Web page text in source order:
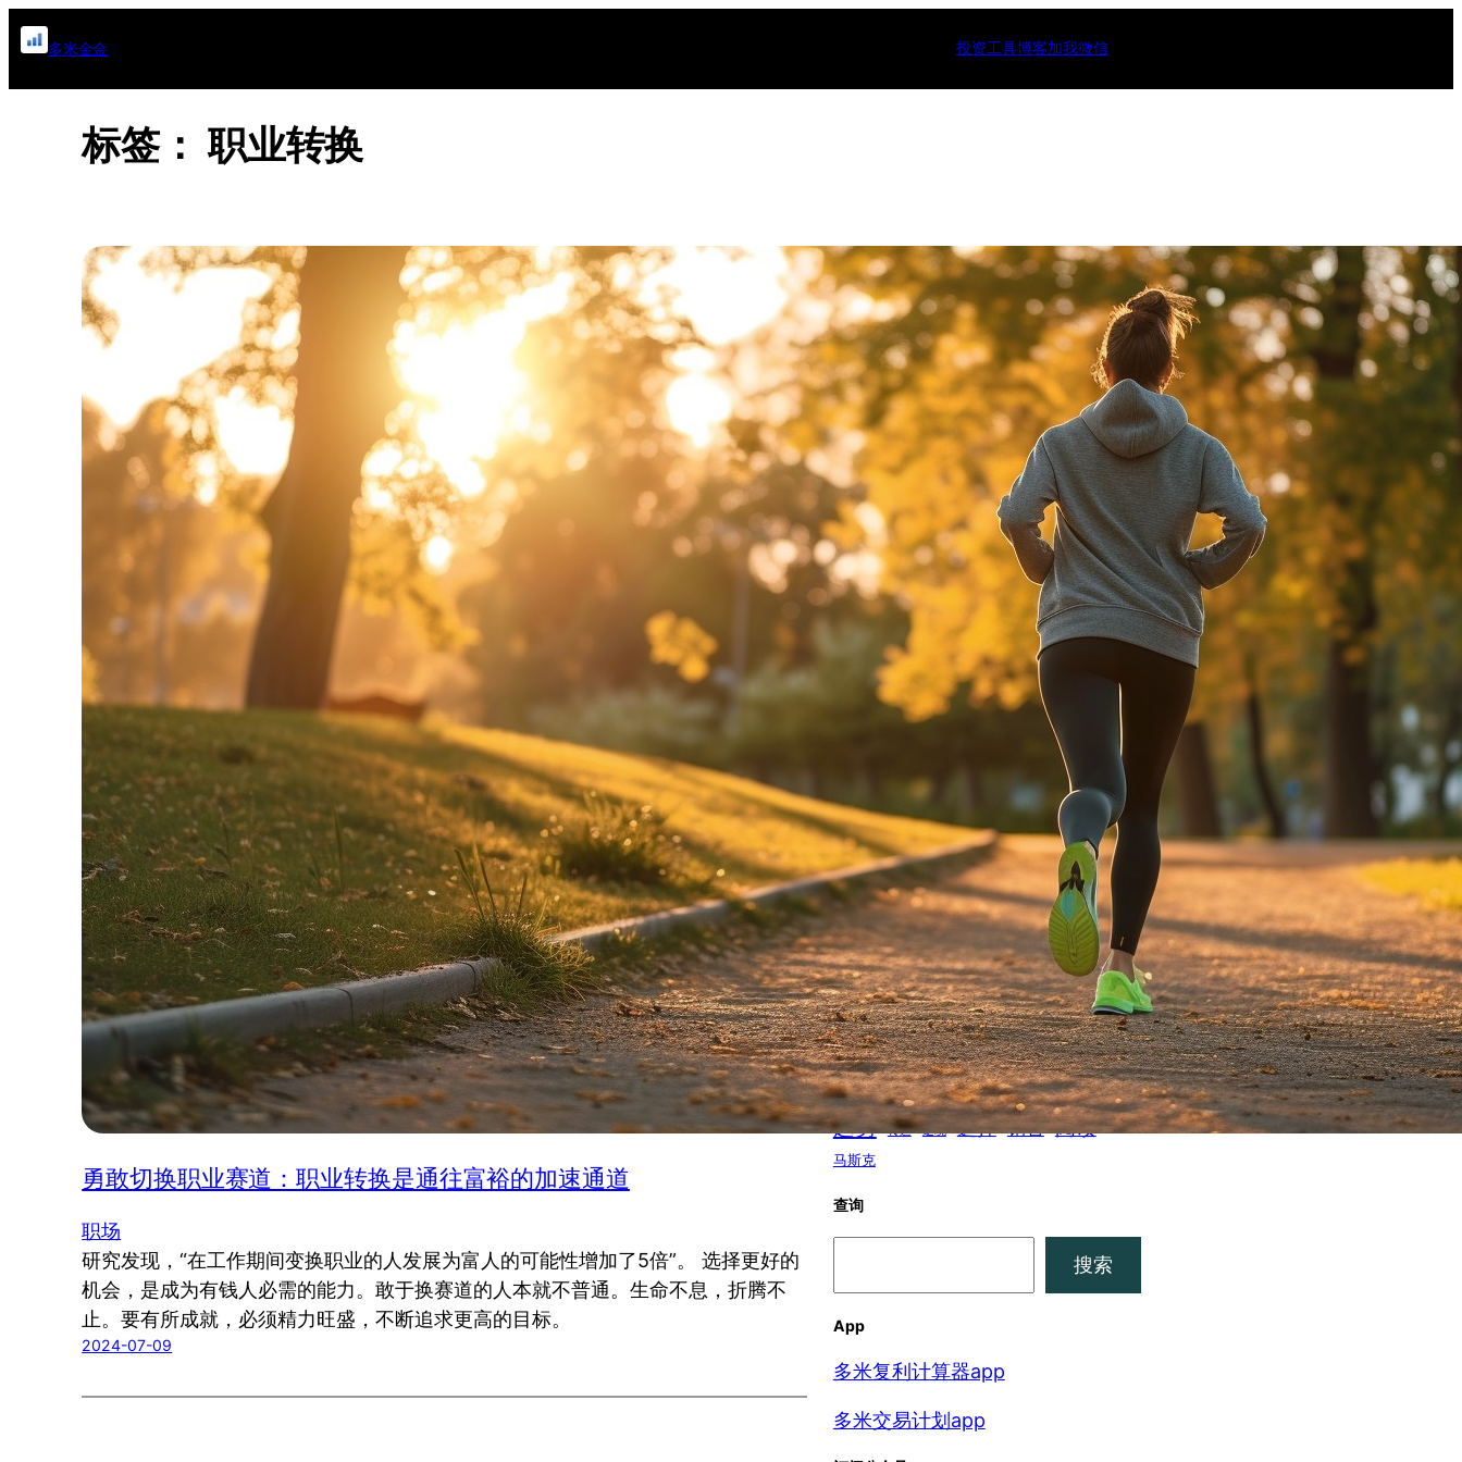
跳
至
多米金金 投资工具博客加我微信
标签：职业转换
勇敢切换职业赛道：职业转换是通往富裕的加速通道
职场
研究发现，“在工作期间变换职业的人发展为富人的可能性增加了5倍”。 选择更好的
机会，是成为有钱人必需的能力。敢于换赛道的人本就不普通。生命不息，折腾不
止。要有所成就，必须精力旺盛，不断追求更高的目标。
2024-07-09
分类
一起变富(10)
个人成长(46)
人工智能(AI)(3)
健康(8)
写作
多米系统
(1)
奇怪说法
(15)
学习与工作 (3)
未分类(23)
结构失真(1)
职场
赚钱帮手(6)
金金学交易 (40)
金金小记(1)
金金爱赚钱(26)
金金看世界
(17)
金金聊健康
金金谈人生(3)
标签
乔布斯 交易 价格 健康 兴趣
兴趣爱好 决策力 创业 婚姻 学习 学习方法
小果园 思维方式 情绪管理 成交量 成功 成长
抑郁 投资 时间 智力 期货 机会 模仿 沟通
睡眠 经济 经济周期 结婚 职业发展 职业转换
职场 苹果 营销 认知 财富故事 赚钱
趋势 转运 逆境 选择 销售 阅读
马斯克
查询
搜索
App
多米复利计算器app
多米交易计划app